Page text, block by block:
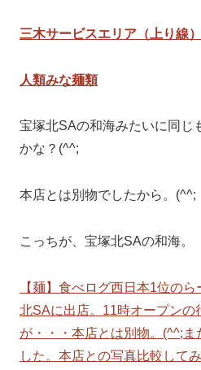
三木サービスエリア（上り線
人類みな麺類
宝塚北SAの和海みたいに同じ
かな？(^^;
本店とは別物でしたから。(^^;
こっちが、宝塚北SAの和海。
【麺】食べログ西日本1位の
北SAに出店。11時オープンの
が・・・本店とは別物。(^^;ま
した。本店との写真比較して